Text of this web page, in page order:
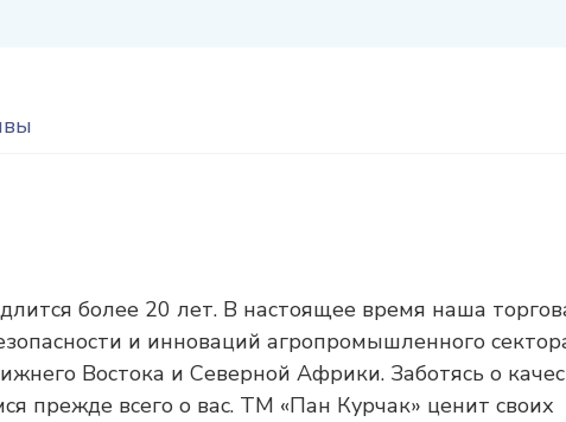
более 20 лет. В настоящее время наша
и инноваций агропромышленного
Востока и Северной Африки. Заботясь о
прежде всего о вас. ТМ «Пан Курчак» ценит своих